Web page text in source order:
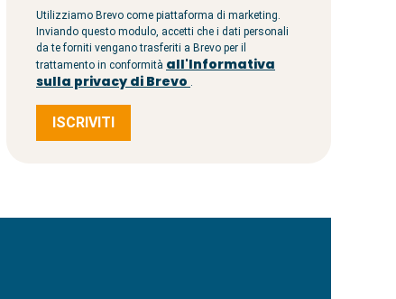
Utilizziamo Brevo come piattaforma di marketing.
Inviando questo modulo, accetti che i dati personali
da te forniti vengano trasferiti a Brevo per il
trattamento in conformità all'Informativa
sulla privacy di Brevo
ISCRIVITI